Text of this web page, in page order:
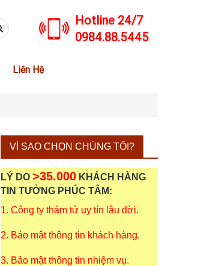
Hotline 24/7
0984.88.5445
Liên Hệ
VÌ SAO CHỌN CHÚNG TÔI?
LÝ DO >35.000KHÁCH HÀNG
TIN TƯỞNG PHÚC TÂM:
1. Công ty thám tử uy tín lâu đời.
2. Bảo mật thông tin khách hàng.
3. Bảo mật thông tin nhiệm vụ.